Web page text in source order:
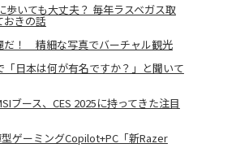
歩いても大丈夫？ 毎年ラスベガス取
おきの話
だ！ 精細な写真でバーチャル観光
「日本は何が有名ですか？」と聞いて
ブース、CES 2025に持ってきた注目
ゲーミングCopilot+PC「新Razer